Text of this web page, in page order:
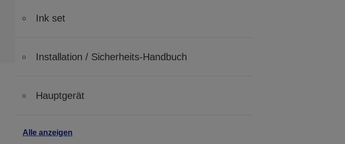
Ink set
Installation / Sicherheits-Handbuch
Hauptgerät
Alle anzeigen